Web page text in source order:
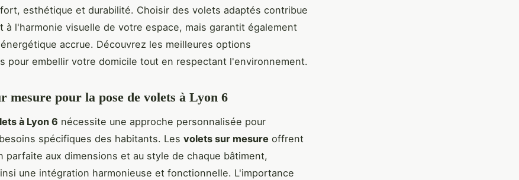
esthétique et durabilité. Choisir des volets adaptés contribue
à l'harmonie visuelle de votre espace, mais garantit également
accrue. Découvrez les meilleures options
pour embellir votre domicile tout en respectant l'environnement.
mesure pour la pose de volets à Lyon 6
à Lyon 6 nécessite une approche personnalisée pour
spécifiques des habitants. Les volets sur mesure offrent
parfaite aux dimensions et au style de chaque bâtiment,
une intégration harmonieuse et fonctionnelle. L'importance